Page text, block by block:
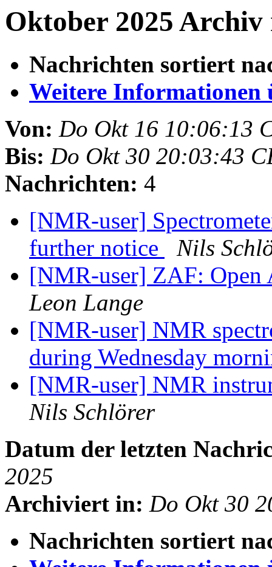
Oktober 2025 Archiv
Nachrichten sortiert
Weitere Informationen
Von: Do Okt 16 10:06:13
Bis: Do Okt 30 20:03:43
Nachrichten: 4
[NMR-user]
further notice
Nils
[NMR-user] ZAF: Open
Leon Lange
[NMR-user] NMR
during Wednesday
[NMR-user] NMR
Nils Schlörer
Datum der letzten
2025
Archiviert in: Do Okt 30
Nachrichten sortiert